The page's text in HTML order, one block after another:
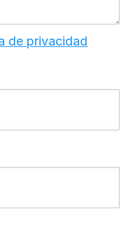
de privacidad